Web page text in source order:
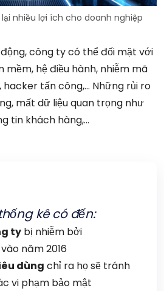
nhiều lợi ích cho doanh nghiệp
công ty có thể đối mặt với
mềm, hệ điều hành, nhiễm mã
tấn công,… Những rủi ro
mất dữ liệu quan trọng như
tin khách hàng,…
kê có đến:
ty bị nhiễm bởi
năm 2016
dùng chỉ ra họ sẽ tránh
vi phạm bảo mật